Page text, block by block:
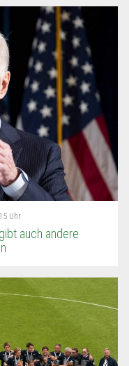
Uhr
auch andere